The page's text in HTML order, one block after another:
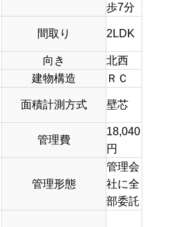
歩7分
間取り 2LDK
向き
北西
建物構造 ＲＣ
面積計測方式 壁芯
管理費
18,040
円
管理形態
管理会
社に全
部委託